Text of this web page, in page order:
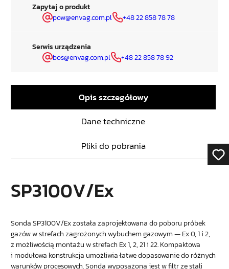
Zapytaj o produkt
pow@envag.com.pl
+48 22 858 78 78
Serwis urządzenia
bos@envag.com.pl
+48 22 858 78 92
Opis szczegółowy
Dane techniczne
Pliki do pobrania
SP3100V/Ex
Sonda SP3100V/Ex została zaprojektowana do poboru próbek
gazów w strefach zagrożonych wybuchem gazowym — Ex 0, 1 i 2,
z możliwością montażu w strefach Ex 1, 2, 21 i 22. Kompaktowa
i modułowa konstrukcja umożliwia łatwe dopasowanie do różnych
warunków procesowych. Sonda wyposażona jest w filtr ze stali